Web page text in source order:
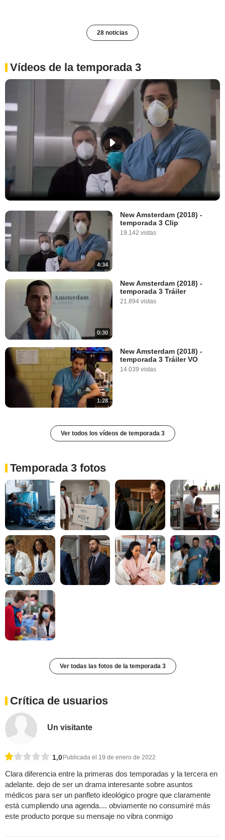
28 noticias
Vídeos de la temporada 3
4:34
New Amsterdam (2018) -
temporada 3 Clip
19.142 vistas
0:30
New Amsterdam (2018) -
temporada 3 Tráiler
21.894 vistas
1:28
New Amsterdam (2018) -
temporada 3 Tráiler VO
14.039 vistas
Ver todos los vídeos de temporada 3
Temporada 3 fotos
Ver todas las fotos de la temporada 3
Crítica de usuarios
Un visitante
1,0 Publicada el 19 de enero de 2022
Clara diferencia entre la primeras dos temporadas y la tercera en
adelante. dejo de ser un drama interesante sobre asuntos
médicos para ser un panfleto ideológico progre que claramente
está cumpliendo una agenda.... obviamente no consumiré más
este producto porque su mensaje no vibra conmigo